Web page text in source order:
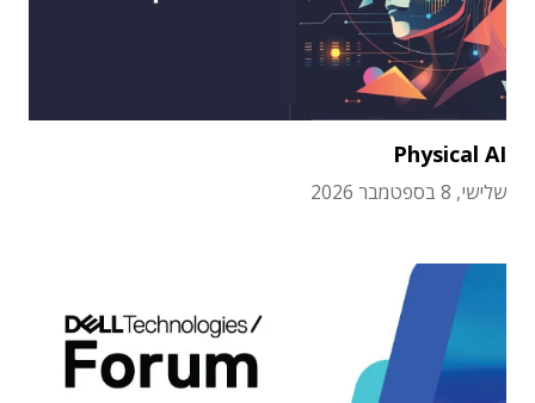
Physical AI
שלישי, 8 בספטמבר 2026